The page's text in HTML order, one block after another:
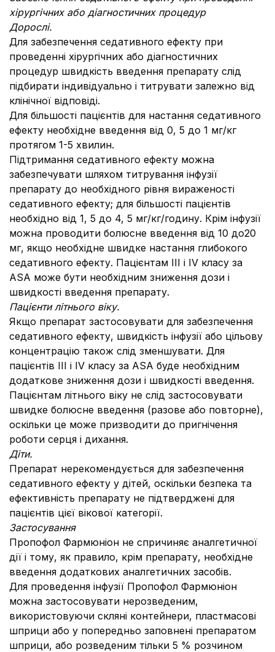
хірургічних або діагностичних процедур
Дорослі.
Для забезпечення седативного ефекту при
проведенні хірургічних або діагностичних
процедур швидкість введення препарату слід
підбирати індивідуально і титрувати залежно від
клінічної відповіді.
Для більшості пацієнтів для настання седативного
ефекту необхідне введення від 0, 5 до 1 мг/кг
протягом 1-5 хвилин.
Підтримання седативного ефекту можна
забезпечувати шляхом титрування інфузії
препарату до необхідного рівня вираженості
седативного ефекту; для більшості пацієнтів
необхідно від 1, 5 до 4, 5 мг/кг/годину. Крім інфузії
можна проводити болюсне введення від 10 до20
мг, якщо необхідне швидке настання глибокого
седативного ефекту. Пацієнтам ІІІ і ІV класу за
ASA може бути необхідним зниження дози і
швидкості введення препарату.
Пацієнти літнього віку.
Якщо препарат застосовувати для забезпечення
седативного ефекту, швидкість інфузії або цільову
концентрацію також слід зменшувати. Для
пацієнтів ІІІ і ІV класу за ASA буде необхідним
додаткове зниження дози і швидкості введення.
Пацієнтам літнього віку не слід застосовувати
швидке болюсне введення (разове або повторне),
оскільки це може призводити до пригнічення
роботи серця і дихання.
Діти.
Препарат нерекомендується для забезпечення
седативного ефекту у дітей, оскільки безпека та
ефективність препарату не підтверджені для
пацієнтів цієї вікової категорії.
Застосування
Пропофол Фармюніон не спричиняє аналгетичної
дії і тому, як правило, крім препарату, необхідне
введення додаткових аналгетичних засобів.
Для проведення інфузії Пропофол Фармюніон
можна застосовувати нерозведеним,
використовуючи скляні контейнери, пластмасові
шприци або у попередньо заповнені препаратом
шприци, або розведеним тільки 5 % розчином